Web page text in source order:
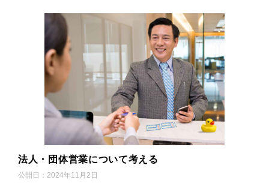
法人・団体営業について考える
公開日： 2024年11月2日